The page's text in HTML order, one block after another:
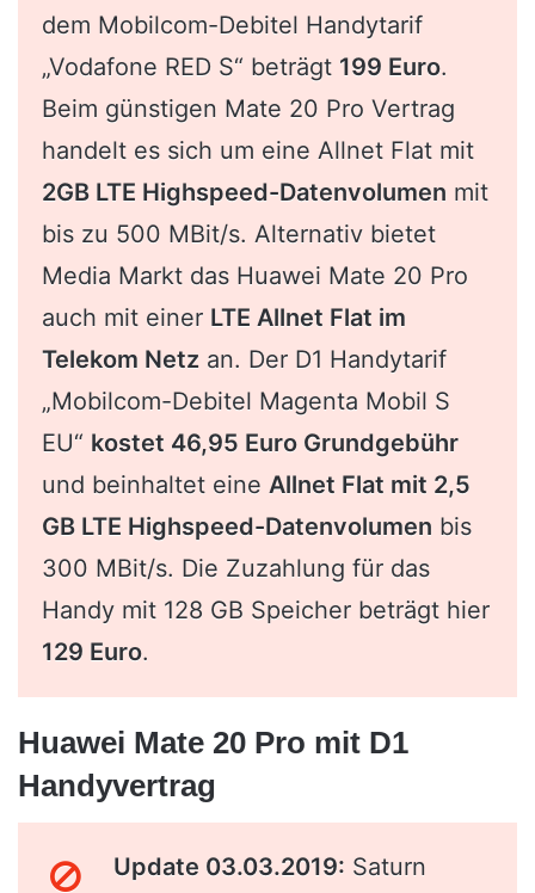
dem Mobilcom-Debitel Handytarif
„Vodafone RED S“ beträgt 199 Euro.
Beim günstigen Mate 20 Pro Vertrag
handelt es sich um eine Allnet Flat mit
2GB LTE Highspeed-Datenvolumen mit
bis zu 500 MBit/s. Alternativ bietet
Media Markt das Huawei Mate 20 Pro
auch mit einer LTE Allnet Flat im
Telekom Netz an. Der D1 Handytarif
„Mobilcom-Debitel Magenta Mobil S
EU“ kostet 46,95 Euro Grundgebühr
und beinhaltet eine Allnet Flat mit 2,5
GB LTE Highspeed-Datenvolumen bis
300 MBit/s. Die Zuzahlung für das
Handy mit 128 GB Speicher beträgt hier
129 Euro.
Huawei Mate 20 Pro mit D1
Handyvertrag
Update 03.03.2019: Saturn